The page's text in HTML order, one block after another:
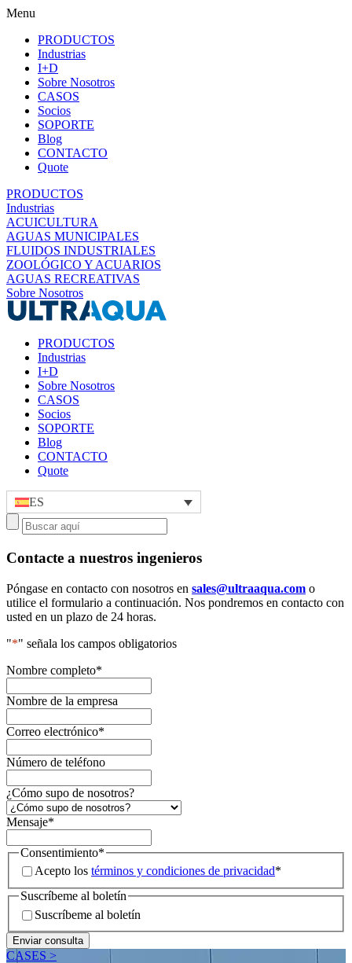
Menu
PRODUCTOS
Industrias
I+D
Sobre Nosotros
CASOS
Socios
SOPORTE
Blog
CONTACTO
Quote
PRODUCTOS
Industrias
ACUICULTURA
AGUAS MUNICIPALES
FLUIDOS INDUSTRIALES
ZOOLÓGICO Y ACUARIOS
AGUAS RECREATIVAS
Sobre Nosotros
PRODUCTOS
Industrias
I+D
Sobre Nosotros
CASOS
Socios
SOPORTE
Blog
CONTACTO
Quote
ES
Contacte a nuestros ingenieros
Póngase en contacto con nosotros en sales@ultraaqua.com o
utilice el formulario a continuación. Nos pondremos en contacto con
usted en un plazo de 24 horas.
"*" señala los campos obligatorios
Nombre completo*
Nombre de la empresa
Correo electrónico*
Número de teléfono
¿Cómo supo de nosotros?
Mensaje*
Consentimiento*
Acepto los términos y condiciones de privacidad*
Suscríbeme al boletín
Suscríbeme al boletín
CASES >